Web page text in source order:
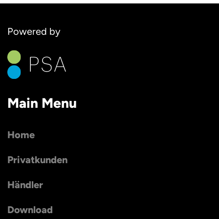
Powered by
Main Menu
Home
Privatkunden
Händler
Download